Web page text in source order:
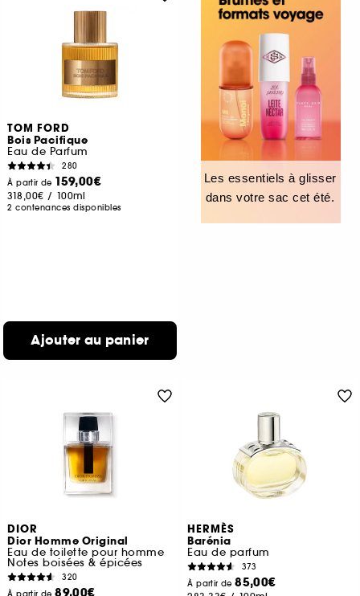
TOM FORD
Bois Pacifique
Eau de Parfum
280
À partir de 159,00€
318,00€ / 100ml
2 contenances disponibles
Ajouter au panier
Les essentiels à glisser
dans votre sac cet été.
DIOR
Dior Homme Original
Eau de toilette pour homme
Notes boisées & épicées
320
89,00€
HERMÈS
Barénia
Eau de parfum
373
À partir de85,00€